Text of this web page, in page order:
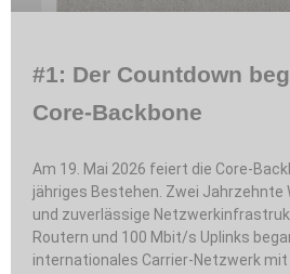
#1: Der Countdown
Core-Backbone
Am 19. Mai 2026 feiert die Core-
jähriges Bestehen. Zwei Jahrzehnte
und zuverlässige
Routern und 100 Mbit/s Uplinks
internationales Carrier-Netzwerk